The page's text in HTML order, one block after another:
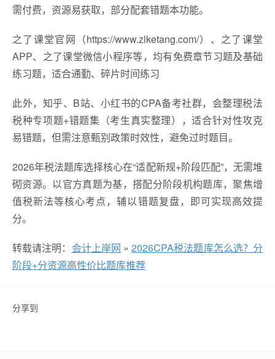
需付费，资源易获取，部分配套错题本功能。
之了课堂官网（https://www.zlketang.com/）、之了课堂
APP、之了课堂微信小程序等，均有免费章节习题及基础
练习题，适合通勤、碎片时间练习
此外，知乎、B站、小红书的CPA备考社群，会整理税法
税种专项题+错题集（考生真实整理），适合针对性攻克
易错题，但需注意甄别政策时效性，避免过时题目。
2026年税法题库选择核心在“适配新规+阶段匹配”，无需堆
砌资源。以官方真题为基，搭配分阶段机构题库，聚焦增
值税新法等核心考点，辅以错题复盘，即可实现高效提
分。
转载请注明： 会计上岸网 »2026CPA税法题库怎么选？分
阶段+分资源高性价比题库推荐
分享到